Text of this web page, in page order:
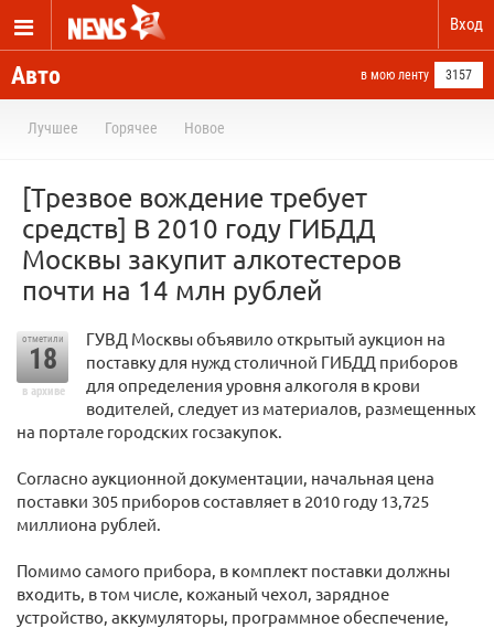
Вход
Авто в мою ленту 3157
Лучшее Горячее Новое
[Трезвое вождение требует
средств] В 2010 году ГИБДД
Москвы закупит алкотестеров
почти на 14 млн рублей
отметили
18
в архиве
ГУВД Москвы объявило открытый аукцион на
поставку для нужд столичной ГИБДД приборов
для определения уровня алкоголя в крови
водителей, следует из материалов, размещенных
на портале городских госзакупок.
Согласно аукционной документации, начальная цена
поставки 305 приборов составляет в 2010 году 13,725
миллиона рублей.
Помимо самого прибора, в комплект поставки должны
входить, в том числе, кожаный чехол, зарядное
устройство, аккумуляторы, программное обеспечение,